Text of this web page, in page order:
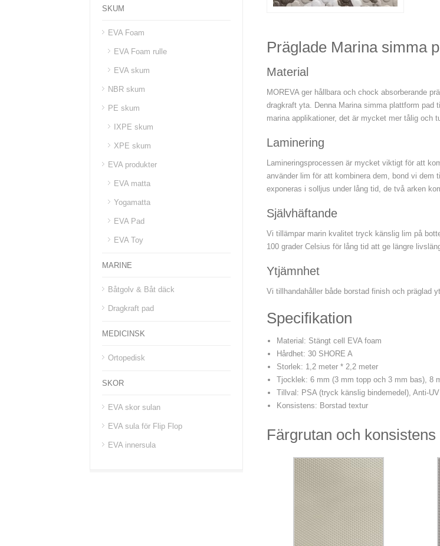
Präglade Marina simma
Material
MOREVA ger hållbara och chock absorberande
dragkraft yta. Denna Marina simma plattform pad
marina applikationer, det är mycket mer tålig och
Laminering
Lamineringsprocessen är mycket viktigt för att
använder lim för att kombinera dem, bond vi
exponeras i solljus under lång tid, de två arken
Självhäftande
Vi tillämpar marin kvalitet tryck känslig lim på
100 grader Celsius för lång tid att ge längre
Ytjämnhet
Vi tillhandahåller både borstad finish och präglad
Specifikation
Material: Stängt cell EVA foam
Hårdhet: 30 SHORE A
Storlek: 1,2 meter * 2,2 meter
Tjocklek: 6 mm (3 mm topp och 3 mm bas), 8
Tillval: PSA (tryck känslig bindemedel), Anti-
Konsistens: Borstad textur
Färgrutan och
SKUM
EVA Foam
EVA Foam rulle
EVA skum
NBR skum
PE skum
IXPE skum
XPE skum
EVA produkter
EVA matta
Yogamatta
EVA Pad
EVA Toy
MARINE
Båtgolv & Båt däck
Dragkraft pad
MEDICINSK
Ortopedisk
SKOR
EVA skor sulan
EVA sula för Flip Flop
EVA innersula